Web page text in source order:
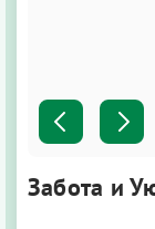
Забота и